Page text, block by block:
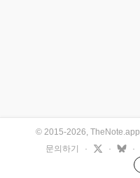
© 2015-2026, TheNote.app
문의하기
· · ·